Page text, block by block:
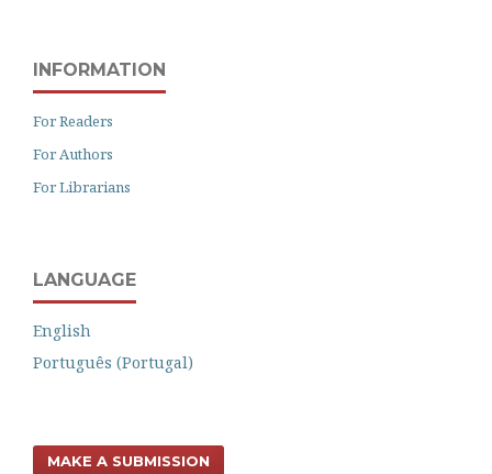
INFORMATION
For Readers
For Authors
For Librarians
LANGUAGE
English
Português (Portugal)
MAKE A SUBMISSION